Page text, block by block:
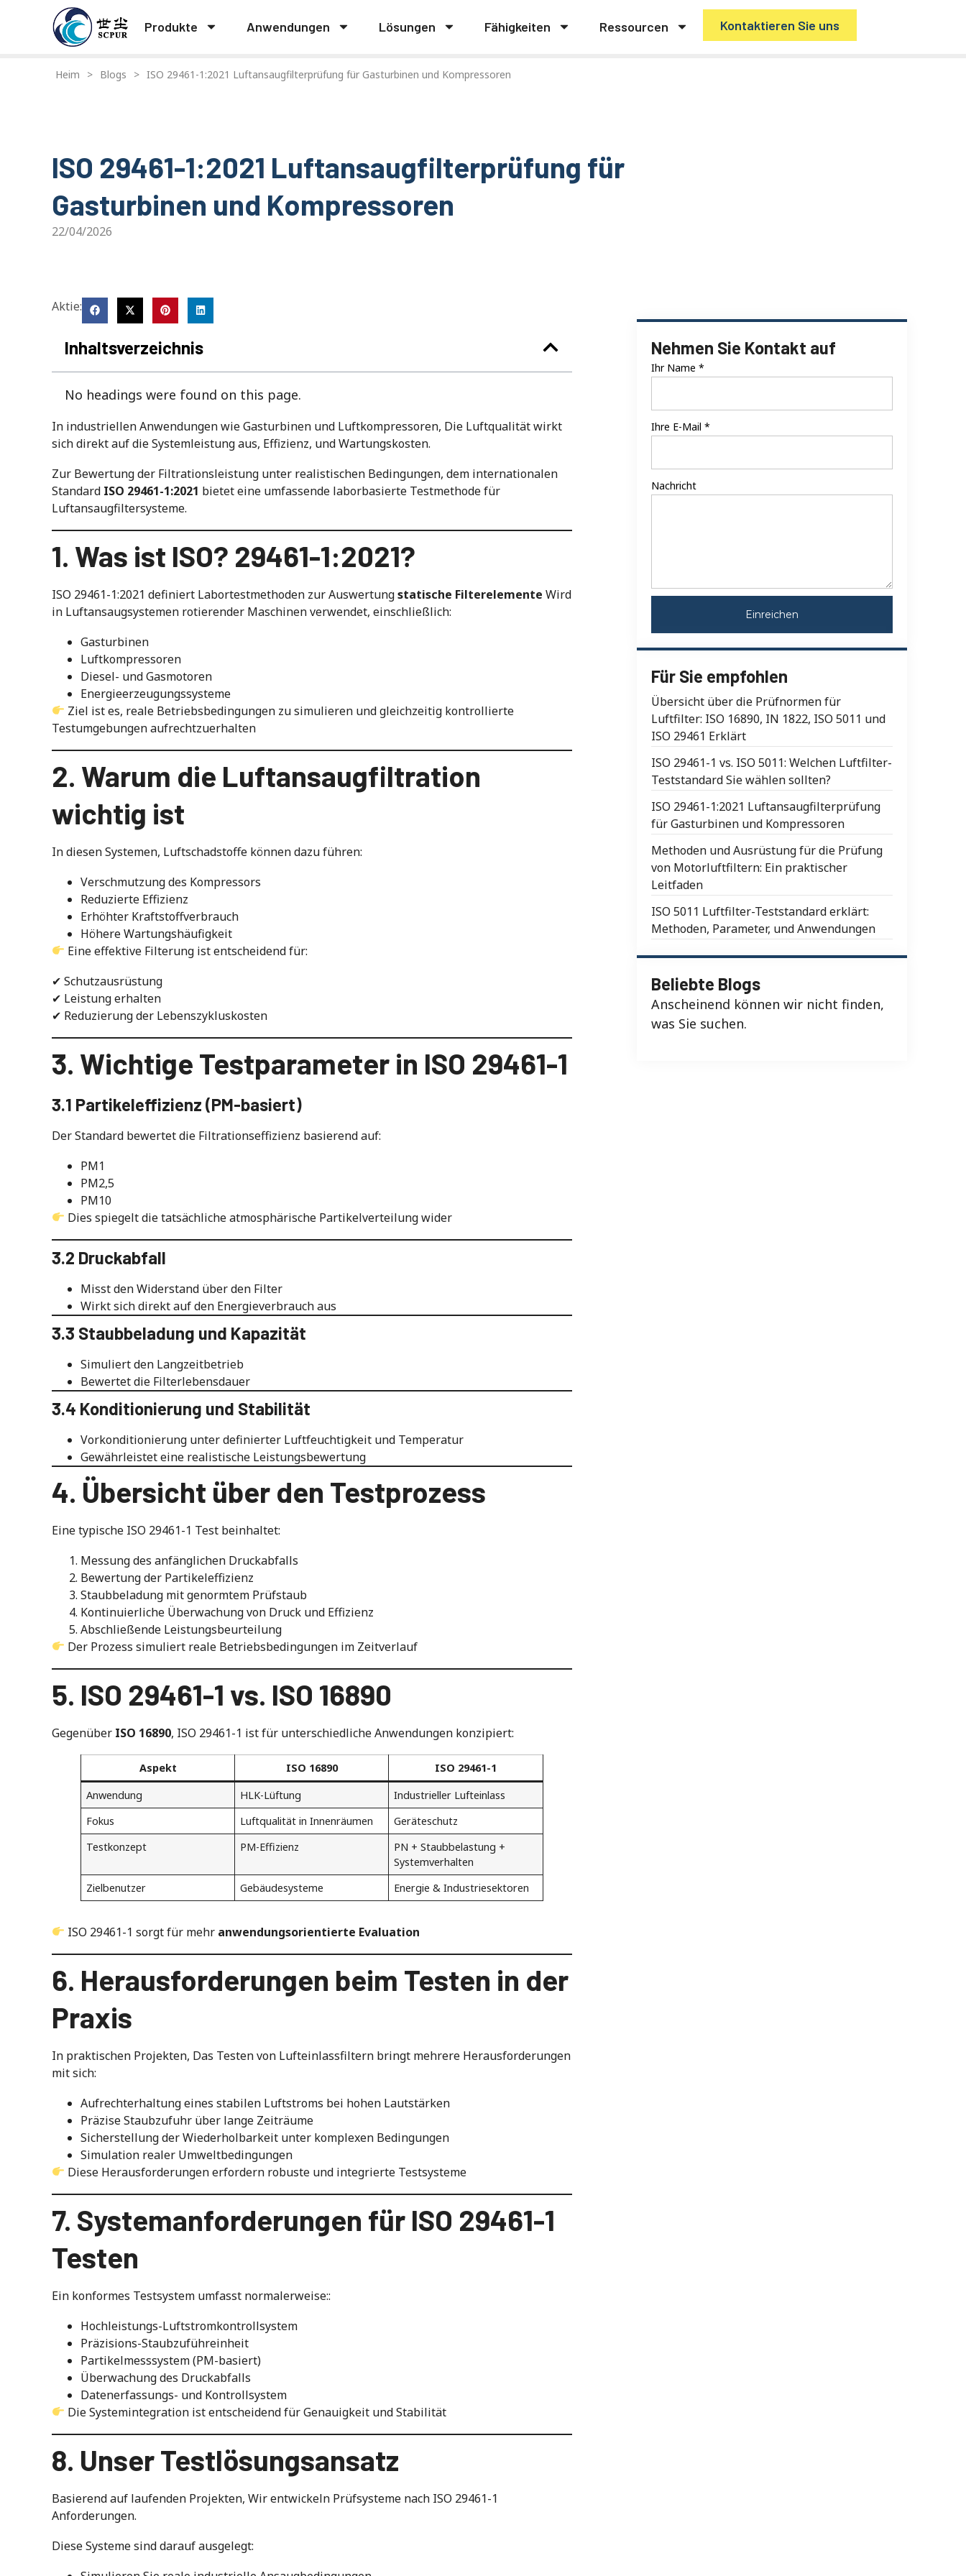
Produkte Anwendungen Lösungen Fähigkeiten Ressourcen Kontaktieren Sie uns
Heim > Blogs > ISO 29461-1:2021 Luftansaugfilterprüfung für Gasturbinen und Kompressoren
ISO 29461-1:2021 Luftansaugfilterprüfung für
Gasturbinen und Kompressoren
22/04/2026
Aktie:
Inhaltsverzeichnis
No headings were found on this page.
In industriellen Anwendungen wie Gasturbinen und Luftkompressoren, Die Luftqualität wirkt
sich direkt auf die Systemleistung aus, Effizienz, und Wartungskosten.
Zur Bewertung der Filtrationsleistung unter realistischen Bedingungen, dem internationalen
Standard ISO 29461-1:2021 bietet eine umfassende laborbasierte Testmethode für
Luftansaugfiltersysteme.
1. Was ist ISO? 29461-1:2021?
ISO 29461-1:2021 definiert Labortestmethoden zur Auswertungstatische Filterelemente Wird
in Luftansaugsystemen rotierender Maschinen verwendet, einschließlich:
Gasturbinen
Luftkompressoren
Diesel- und Gasmotoren
Energieerzeugungssysteme
Ziel ist es, reale Betriebsbedingungen zu simulieren und gleichzeitig kontrollierte
Testumgebungen aufrechtzuerhalten
2. Warum die Luftansaugfiltration
wichtig ist
In diesen Systemen, Luftschadstoffe können dazu führen:
Verschmutzung des Kompressors
Reduzierte Effizienz
Erhöhter Kraftstoffverbrauch
Höhere Wartungshäufigkeit
Eine effektive Filterung ist entscheidend für:
✔ Schutzausrüstung
✔ Leistung erhalten
✔ Reduzierung der Lebenszykluskosten
3. Wichtige Testparameter in ISO 29461-1
3.1 Partikeleffizienz (PM-basiert)
Der Standard bewertet die Filtrationseffizienz basierend auf:
PM1
PM2,5
PM10
Dies spiegelt die tatsächliche atmosphärische Partikelverteilung wider
3.2 Druckabfall
Misst den Widerstand über den Filter
Wirkt sich direkt auf den Energieverbrauch aus
3.3 Staubbeladung und Kapazität
Simuliert den Langzeitbetrieb
Bewertet die Filterlebensdauer
3.4 Konditionierung und Stabilität
Vorkonditionierung unter definierter Luftfeuchtigkeit und Temperatur
Gewährleistet eine realistische Leistungsbewertung
4. Übersicht über den Testprozess
Eine typische ISO 29461-1 Test beinhaltet:
Messung des anfänglichen Druckabfalls
Bewertung der Partikeleffizienz
Staubbeladung mit genormtem Prüfstaub
Kontinuierliche Überwachung von Druck und Effizienz
Abschließende Leistungsbeurteilung
Der Prozess simuliert reale Betriebsbedingungen im Zeitverlauf
5. ISO 29461-1 vs. ISO 16890
Gegenüber ISO 16890, ISO 29461-1 ist für unterschiedliche Anwendungen konzipiert:
Aspekt ISO 16890
ISO 29461-1
Anwendung
HLK-Lüftung
Industrieller Lufteinlass
Fokus
Luftqualität in Innenräumen
Geräteschutz
Testkonzept
PM-Effizienz
PN + Staubbelastung +
Systemverhalten
Zielbenutzer
Gebäudesysteme Energie & Industriesektoren
ISO 29461-1 sorgt für mehr anwendungsorientierte Evaluation
6. Herausforderungen beim Testen in der
Praxis
In praktischen Projekten, Das Testen von Lufteinlassfiltern bringt mehrere Herausforderungen
mit sich:
Aufrechterhaltung eines stabilen Luftstroms bei hohen Lautstärken
Präzise Staubzufuhr über lange Zeiträume
Sicherstellung der Wiederholbarkeit unter komplexen Bedingungen
Simulation realer Umweltbedingungen
Diese Herausforderungen erfordern robuste und integrierte Testsysteme
7. Systemanforderungen für ISO 29461-1
Testen
Ein konformes Testsystem umfasst normalerweise::
Hochleistungs-Luftstromkontrollsystem
Präzisions-Staubzuführeinheit
Partikelmesssystem (PM-basiert)
Überwachung des Druckabfalls
Datenerfassungs- und Kontrollsystem
Die Systemintegration ist entscheidend für Genauigkeit und Stabilität
8. Unser Testlösungsansatz
Basierend auf laufenden Projekten, Wir entwickeln Prüfsysteme nach ISO 29461-1
Anforderungen.
Diese Systeme sind darauf ausgelegt:
Nehmen Sie Kontakt auf
Ihr Name *
Ihre E-Mail *
Nachricht
Einreichen
Für Sie empfohlen
Übersicht über die Prüfnormen für
Luftfilter: ISO 16890, IN 1822, ISO 5011 und
ISO 29461 Erklärt
ISO 29461-1 vs. ISO 5011: Welchen Luftfilter-
Teststandard Sie wählen sollten?
ISO 29461-1:2021 Luftansaugfilterprüfung
für Gasturbinen und Kompressoren
Methoden und Ausrüstung für die Prüfung
von Motorluftfiltern: Ein praktischer
Leitfaden
ISO 5011 Luftfilter-Teststandard erklärt:
Methoden, Parameter, und Anwendungen
Beliebte Blogs
Anscheinend können wir nicht finden,
was Sie suchen.